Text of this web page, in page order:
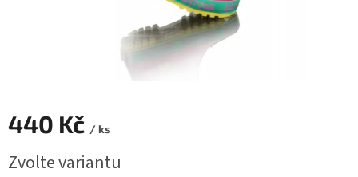
440 Kč / ks
cena:
Zvolte variantu